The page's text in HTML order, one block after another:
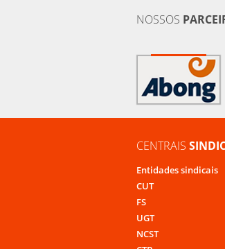
NOSSOS
CENTRAIS
Entidades sindicais
CUT
FS
UGT
NCST